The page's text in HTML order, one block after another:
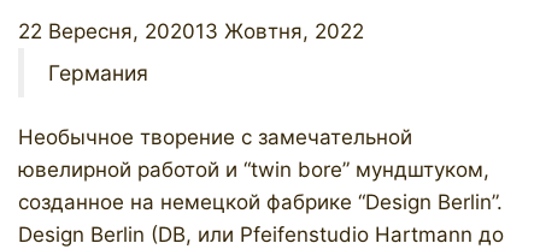
22 Вересня, 202013 Жовтня, 2022
Германия
Необычное творение с замечательной
ювелирной работой и “twin bore” мундштуком,
созданное на немецкой фабрике “Design Berlin”.
Design Berlin (DB, или Pfeifenstudio Hartmann до